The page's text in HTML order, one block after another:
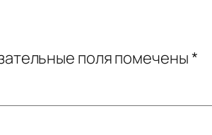
поля помечены*